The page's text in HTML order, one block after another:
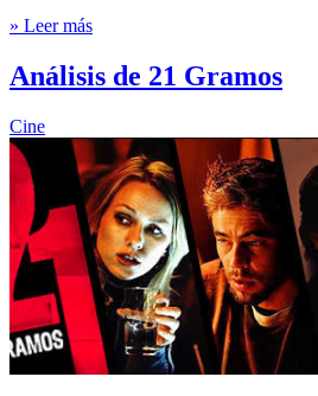
» Leer más
Análisis de 21 Gramos
Cine